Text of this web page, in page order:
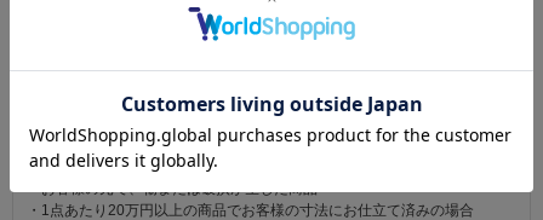
注意事項
返品にかかる送料は無料です。
・商品到着後31日以上経過した商品
・ご使用になられた商品
・お客様の元で、傷または破損が生じた商品
・1点あたり20万円以上の商品でお客様の寸法にお仕立て済みの場合